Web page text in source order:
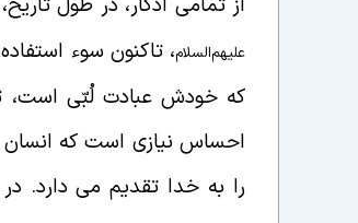
علیهم‌السلام، تاکنون سوء
که خودش عبادت لُبّی است،
احساس نیازی است که انسان
را به خدا تقدیم می دارد.